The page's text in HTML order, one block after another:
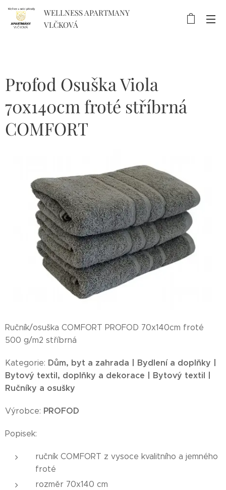
WELLNESS APARTMANY
VLČKOVÁ
Profod Osuška Viola
70x140cm froté stříbrná
COMFORT
Ručník/osuška COMFORT PROFOD 70x140cm froté
500 g/m2 stříbrná
Kategorie: Dům, byt a zahrada | Bydlení a doplňky |
Bytový textil, doplňky a dekorace | Bytový textil |
Ručníky a osušky
Výrobce: PROFOD
Popisek:
ručník COMFORT z vysoce kvalitního a jemného
froté
rozměr 70x140 cm